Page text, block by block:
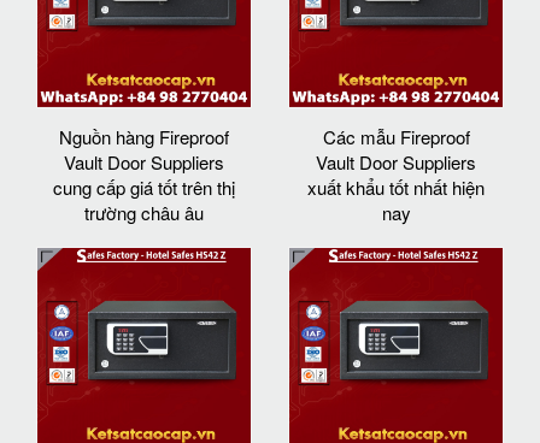
Nguồn hàng Fireproof
Vault Door Suppliers
cung cấp giá tốt trên thị
trường châu âu
Các mẫu Fireproof
Vault Door Suppliers
xuất khẩu tốt nhất hiện
nay